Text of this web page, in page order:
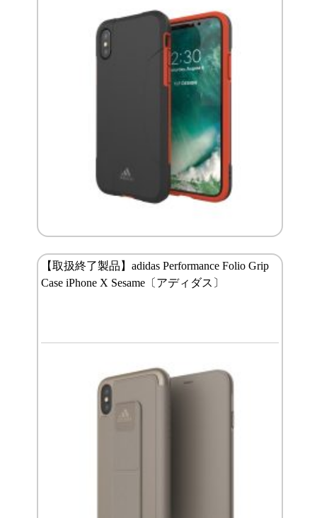
【取扱終了製品】adidas Performance Folio Grip
Case iPhone X Sesame〔アディダス〕